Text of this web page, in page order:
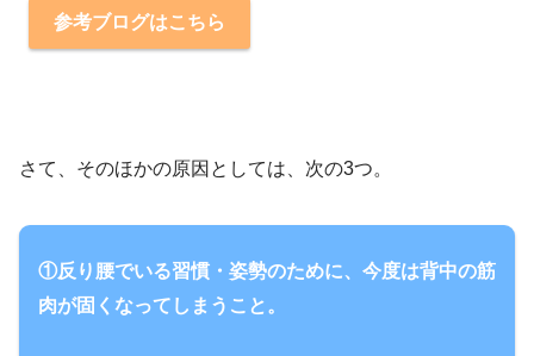
参考ブログはこちら
さて、そのほかの原因としては、次の3つ。
①反り腰でいる習慣・姿勢のために、今度は背中の筋
肉が固くなってしまうこと。